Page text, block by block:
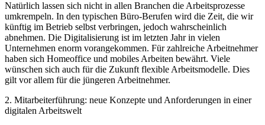
Natürlich lassen sich nicht in allen Branchen die Arbeitsprozesse
umkrempeln. In den typischen Büro-Berufen wird die Zeit, die wir
künftig im Betrieb selbst verbringen, jedoch wahrscheinlich
abnehmen. Die Digitalisierung ist im letzten Jahr in vielen
Unternehmen enorm vorangekommen. Für zahlreiche Arbeitnehmer
haben sich Homeoffice und mobiles Arbeiten bewährt. Viele
wünschen sich auch für die Zukunft flexible Arbeitsmodelle. Dies
gilt vor allem für die jüngeren Arbeitnehmer.
2. Mitarbeiterführung: neue Konzepte und Anforderungen in einer
digitalen Arbeitswelt